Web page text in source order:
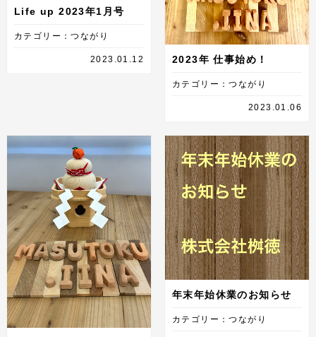
Life up 2023年1月号
カテゴリー：つながり
2023.01.12 2023年 仕事始め！
カテゴリー：つながり
2023.01.06
年末年始休業のお知らせ
カテゴリー：つながり